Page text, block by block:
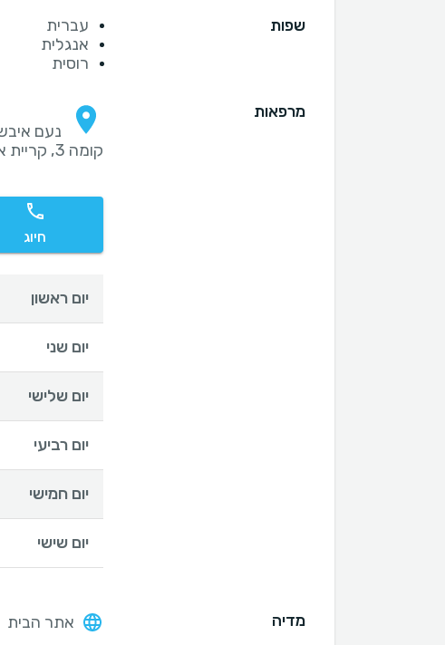
שפות
עברית
אנגלית
רוסית
מרפאות
קומה 3, קריית אונו
חיוג
יום ראשון
יום שני
יום שלישי
יום רביעי
יום חמישי
יום שישי
מדיה אתר הבית